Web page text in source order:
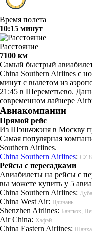
Время полета
10:15 минут
Расстояние
7100 км
Самый быстрый
China Southern Airlines с
минут с вылетом из
21:45 в Шереметьево.
современном лайнере
Авиакомпании
Прямой рейс
Из Шэньчжэня в Москву
Самая популярная
Southern Airlines.
China Southern Airlines: CZ
Рейсы с пересадками
Авиабилеты на рейсы с
вы можете купить у 5
China Southern Airlines:
China West Air: Цзинань
Shenzhen Airlines: Бангкок,
Air China: Хэфэй
China Eastern Airlines: